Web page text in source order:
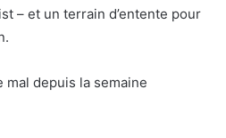
– et un terrain d’entente pour
mal depuis la semaine